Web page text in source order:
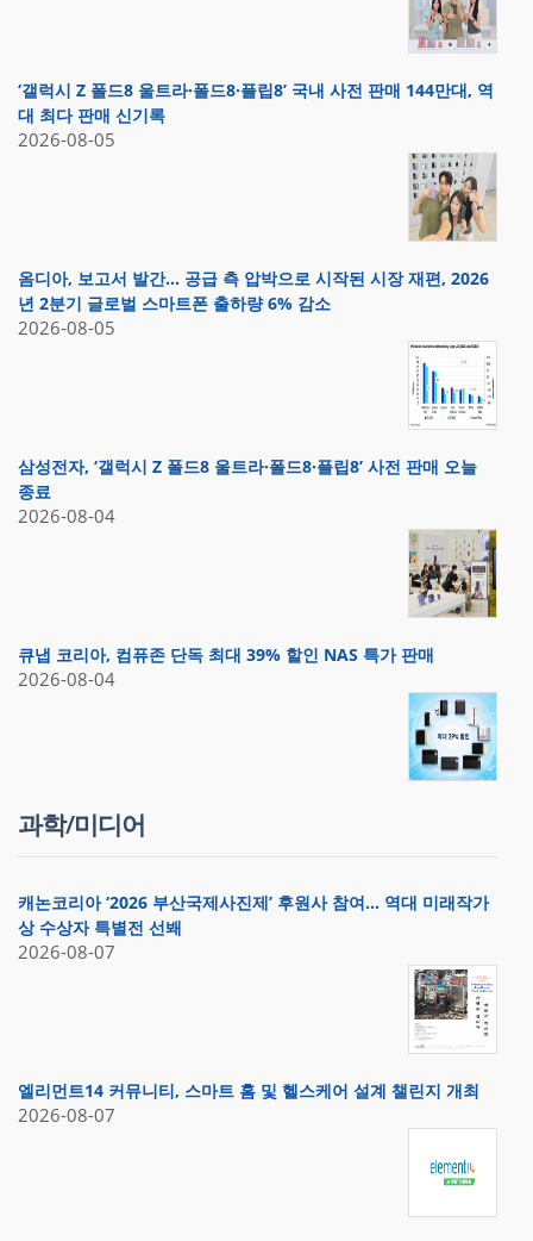
‘갤럭시 Z 폴드8 울트라·폴드8·플립8’ 국내 사전 판매 144만대, 역
대 최다 판매 신기록
2026-08-05
옴디아, 보고서 발간… 공급 측 압박으로 시작된 시장 재편, 2026
년 2분기 글로벌 스마트폰 출하량 6% 감소
2026-08-05
삼성전자, ‘갤럭시 Z 폴드8 울트라·폴드8·플립8’ 사전 판매 오늘
종료
2026-08-04
큐냅 코리아, 컴퓨존 단독 최대 39% 할인 NAS 특가 판매
2026-08-04
과학/미디어
캐논코리아 ‘2026 부산국제사진제’ 후원사 참여… 역대 미래작가
상 수상자 특별전 선봬
2026-08-07
엘리먼트14 커뮤니티, 스마트 홈 및 헬스케어 설계 챌린지 개최
2026-08-07